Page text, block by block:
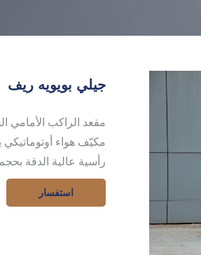
جيلي بويويه ريف
مقعد الراكب الأمامي
مكيّف هواء أوتوماتيكي
رأسية عالية الدقة بحجم ١٥ بوصة (HUD)
استفسار